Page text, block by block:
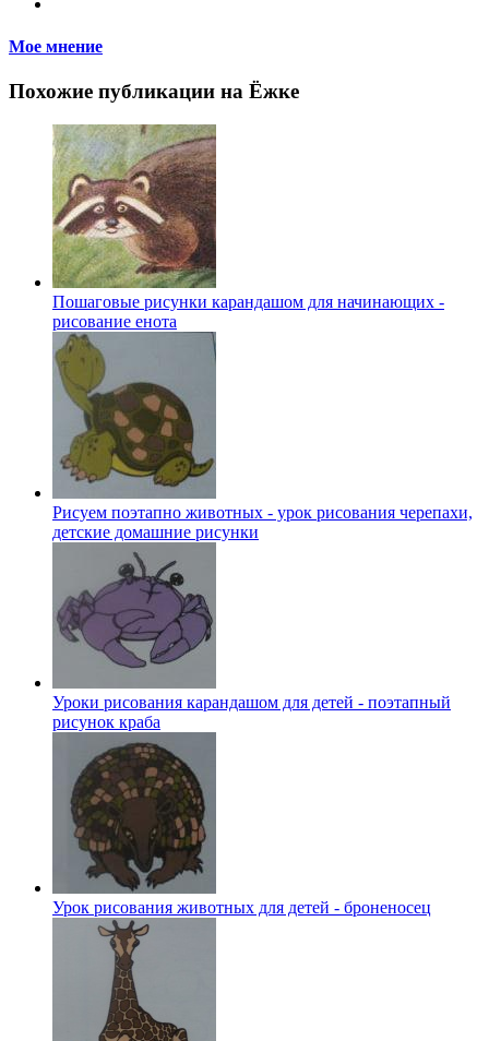
Мое мнение
Похожие публикации на Ёжке
Пошаговые рисунки карандашом для начинающих -
рисование енота
Рисуем поэтапно животных - урок рисования черепахи,
детские домашние рисунки
Уроки рисования карандашом для детей - поэтапный
рисунок краба
Урок рисования животных для детей - броненосец